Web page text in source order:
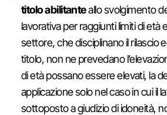
titolo abilitanteallo svolgimento
lavorativa per raggiunti limiti di età
settore, che disciplinano il rilascio
titolo, non ne prevedano
di età possano essere elevati, la
applicazione solo nel caso in cui il
sottoposto a giudizio di idoneità,